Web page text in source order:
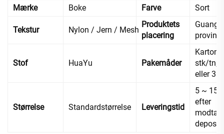
Mærke
Boke Farve Sort
Tekstur Nylon / Jern / Mesh
Produktets
placering
Stof HuaYu Pakemåder
Karton,
stk/tn;
eller 3
Størrelse Standardstørrelse Leveringstid
5 ~ 15
efter